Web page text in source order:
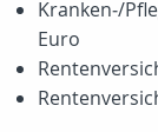
Kranken‑/
Euro